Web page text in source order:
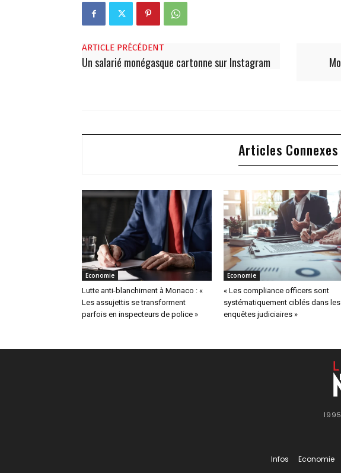
ARTICLE PRÉCÉDENT
Un salarié monégasque cartonne sur Instagram
Articles Connexes
Economie
Lutte anti-blanchiment à Monaco : «
Les assujettis se transforment
parfois en inspecteurs de police »
Economie
« Les compliance officers sont
systématiquement ciblés dans les
enquêtes judiciaires »
Infos Economie